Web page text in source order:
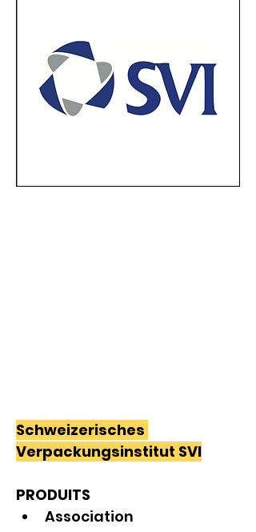
Schweizerisches
Verpackungsinstitut SVI
PRODUITS
Association